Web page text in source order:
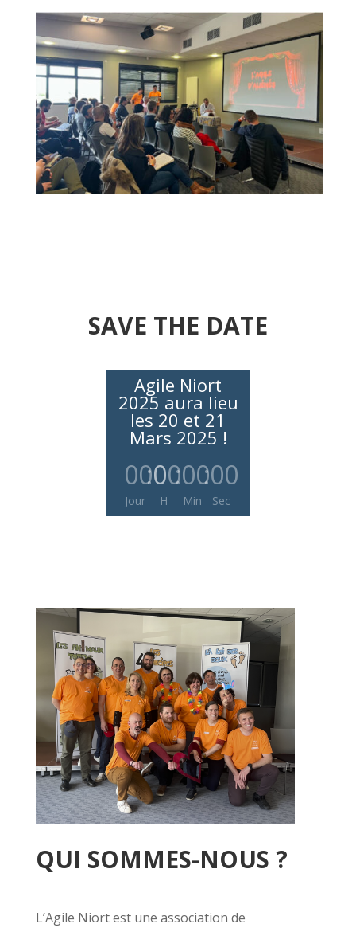
SAVE THE DATE
Agile Niort
2025 aura lieu
les 20 et 21
Mars 2025 !
000
Jour
:00
H
:00
Min
:00
Sec
QUI SOMMES-NOUS ?
L’Agile Niort est une association de